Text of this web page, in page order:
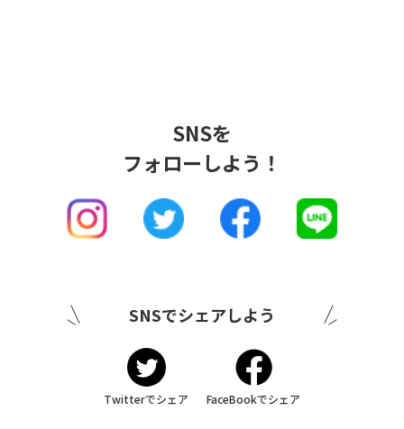
SNSを
フォローしよう！
SNSでシェアしよう
Twitterでシェア FaceBookでシェア